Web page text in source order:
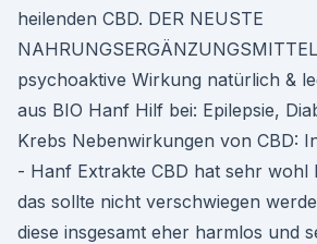
heilenden CBD. DER NEUSTE
psychoaktive Wirkung natürlich &
aus BIO Hanf Hilf bei: Epilepsie,
Krebs Nebenwirkungen von CBD:
- Hanf Extrakte CBD hat sehr wohl
das sollte nicht verschwiegen
diese insgesamt eher harmlos und